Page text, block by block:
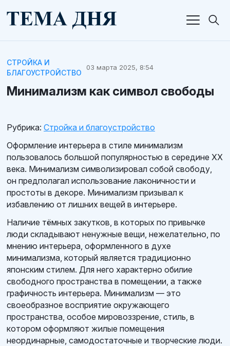
СТРОЙКА И
БЛАГОУСТРОЙСТВО
03 марта 2025, 8:54
Минимализм как символ свободы
Рубрика: Стройка и благоустройство
Оформление интерьера в стиле минимализм
пользовалось большой популярностью в середине XX
века. Минимализм символизировал собой свободу,
он предполагал использование лаконичности и
простоты в декоре. Минимализм призывал к
избавлению от лишних вещей в интерьере.
Наличие тёмных закутков, в которых по привычке
люди складывают ненужные вещи, нежелательно, по
мнению интерьера, оформленного в духе
минимализма, который является традиционно
японским стилем. Для него характерно обилие
свободного пространства в помещении, а также
графичность интерьера. Минимализм — это
своеобразное восприятие окружающего
пространства, особое мировоззрение, стиль, в
котором оформляют жилые помещения
неординарные, самодостаточные и творческие люди.